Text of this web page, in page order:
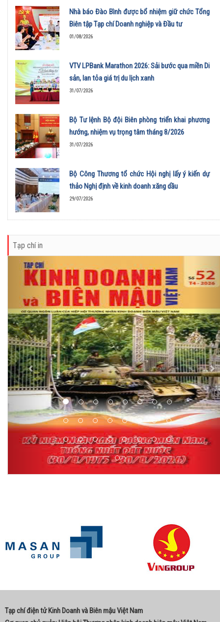
01/08/2026
Nhà báo Đào Bình được bổ nhiệm giữ chức Tổng
Biên tập Tạp chí Doanh nghiệp và Đầu tư
01/08/2026
VTV LPBank Marathon 2026: Sải bước qua miền Di
sản, lan tỏa giá trị du lịch xanh
31/07/2026
Bộ Tư lệnh Bộ đội Biên phòng triển khai phương
hướng, nhiệm vụ trọng tâm tháng 8/2026
31/07/2026
Bộ Công Thương tổ chức Hội nghị lấy ý kiến dự
thảo Nghị định về kinh doanh xăng dầu
29/07/2026
Tạp chí in
Previous
Tạp chí điện tử Kinh Doanh và Biên mậu Việt Nam